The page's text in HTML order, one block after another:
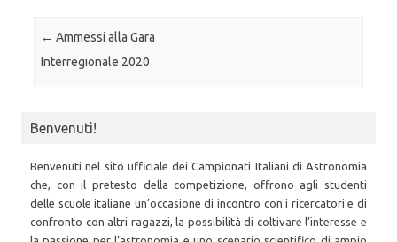
Post navigation
← Ammessi alla Gara
Interregionale 2020
Benvenuti!
Benvenuti nel sito ufficiale dei Campionati Italiani di Astronomia
che, con il pretesto della competizione, offrono agli studenti
delle scuole italiane un’occasione di incontro con i ricercatori e di
confronto con altri ragazzi, la possibilità di coltivare l’interesse e